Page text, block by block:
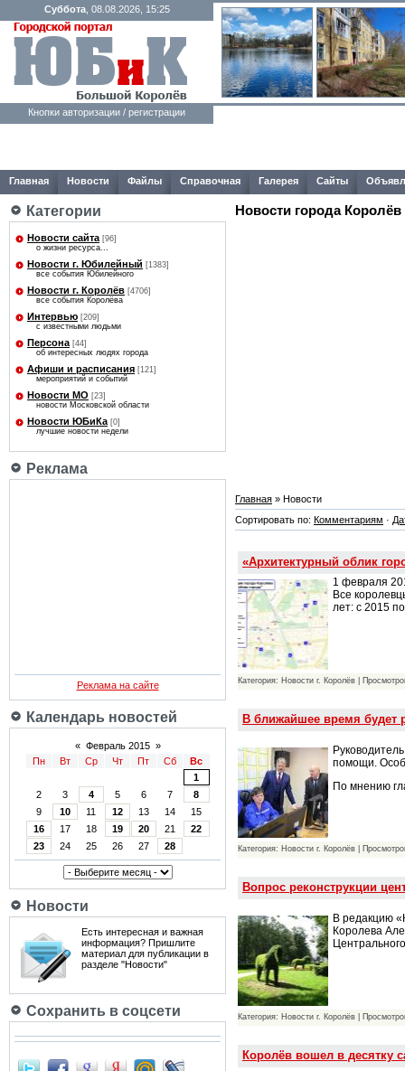
Суббота, 08.08.2026, 15:25
Кнопки авторизации / регистрации
Главная Новости Файлы Справочная Галерея Сайты
Категории
Новости сайта [96]
о жизни ресурса...
Новости г. Юбилейный [1383]
все события Юбилейного
Новости г. Королёв [4706]
все события Королёва
Интервью [209]
с известными людьми
Персона [44]
об интересных людях города
Афиши и расписания [121]
мероприятий и событий
Новости МО [23]
новости Московской области
Новости ЮБиКа [0]
лучшие новости недели
Реклама
Реклама на сайте
Календарь новостей
« Февраль 2015 »
Пн
Вт Ср Чт Пт Сб
Вс
1
2
3 4 5 6 7
8
9
10 11 12 13 14
15
16
17 18 19 20 21
22
23
24 25 26 27 28
Новости
Есть интересная и важная
информация? Пришлите
материал для публикации в
разделе "Новости"
Сохранить в соцсети
Новости города Королёв
Главная » Новости
Сортировать по: Комментариям ·
«Архитектурный облик
1 февраля
Все
лет: с 2015
Категория: Новости г. Королёв |
В ближайшее время
помощи.
По мнению
Категория: Новости г. Королёв |
Вопрос реконструкции
В редакцию
Королева
Категория: Новости г. Королёв |
Королёв вошел в десятку